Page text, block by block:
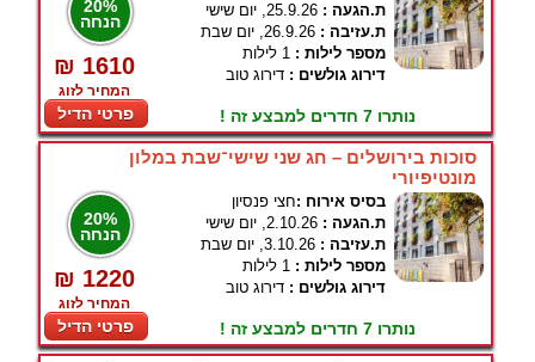
20%
הנחה
₪ 1610
המחיר לזוג
פרטי הדיל
ת.הגעה : 25.9.26, יום שישי
ת.עזיבה : 26.9.26, יום שבת
מספר לילות : 1 לילות
דירוג גולשים : דירוג טוב
נותרו 7 חדרים למבצע זה !
סוכות בירושלים – חג שני שישי־שבת במלון
מונטיפיורי
20%
הנחה
₪ 1220
המחיר לזוג
פרטי הדיל
בסיס אירוח :חצי פנסיון
ת.הגעה : 2.10.26, יום שישי
ת.עזיבה : 3.10.26, יום שבת
מספר לילות : 1 לילות
דירוג גולשים : דירוג טוב
נותרו 7 חדרים למבצע זה !